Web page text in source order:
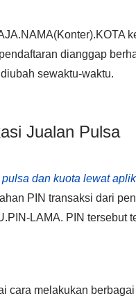
dianggap
sewaktu-waktu.
Jualan Pulsa
dan kuota lewat
PIN transaksi dari
LAMA. PIN tersebut
cara melakukan